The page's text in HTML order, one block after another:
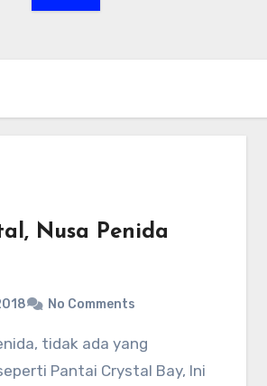
Nusa Penida
No Comments
Pantai Crystal Bay, Ini